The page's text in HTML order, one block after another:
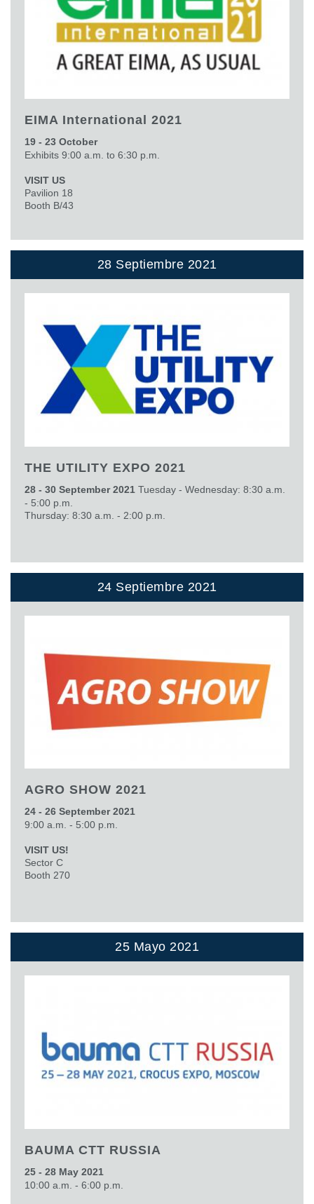
EIMA International 2021
19 - 23 October
Exhibits 9:00 a.m. to 6:30 p.m.
VISIT US
Pavilion 18
Booth B/43
28 Septiembre 2021
THE UTILITY EXPO 2021
28 - 30 September 2021 Tuesday - Wednesday: 8:30 a.m.
- 5:00 p.m.
Thursday: 8:30 a.m. - 2:00 p.m.
24 Septiembre 2021
AGRO SHOW 2021
24 - 26 September 2021
9:00 a.m. - 5:00 p.m.
VISIT US!
Sector C
Booth 270
25 Mayo 2021
BAUMA CTT RUSSIA
25 - 28 May 2021
10:00 a.m. - 6:00 p.m.